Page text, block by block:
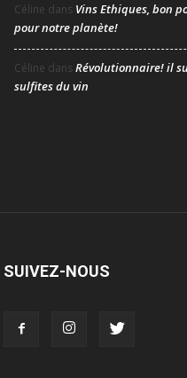
Céline dans Vins Ethiques, bon
pour notre planète!
Céline dansRévolutionnaire! il
sulfites du vin
SUIVEZ-NOUS